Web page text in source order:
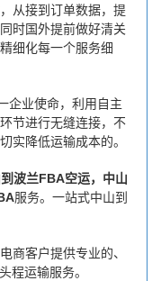
从接到订单数据，提
时国外提前做好清关
细化每一个服务细
企业使命，利用自主
节进行无缝连接，不
实降低运输成本的。
波兰FBA空运，中山
服务。一站式中山到
商客户提供专业的、
程运输服务。